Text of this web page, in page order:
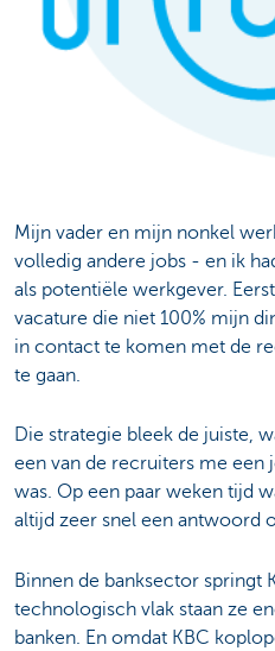
Mijn vader en mijn nonkel
volledig andere jobs - en ik
als potentiële werkgever.
vacature die niet 100% mijn
in contact te komen met de
te gaan.
Die strategie bleek de juiste,
een van de recruiters me een
was. Op een paar weken tijd
altijd zeer snel een antwoord
Binnen de banksector springt
technologisch vlak staan ze
banken. En omdat KBC